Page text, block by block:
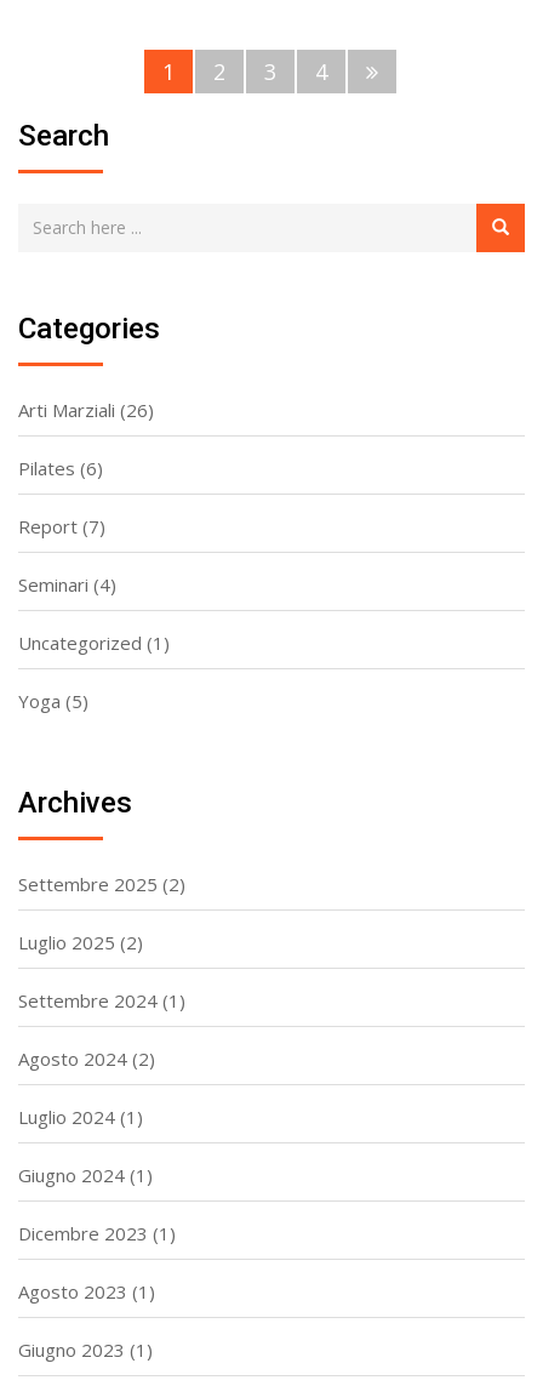
1 2 3 4
Search
Categories
Arti Marziali (26)
Pilates (6)
Report (7)
Seminari (4)
Uncategorized (1)
Yoga (5)
Archives
Settembre 2025 (2)
Luglio 2025 (2)
Settembre 2024 (1)
Agosto 2024 (2)
Luglio 2024 (1)
Giugno 2024 (1)
Dicembre 2023 (1)
Agosto 2023 (1)
Giugno 2023 (1)